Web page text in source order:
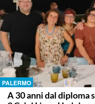
PALERMO
A 30 anni dal diploma